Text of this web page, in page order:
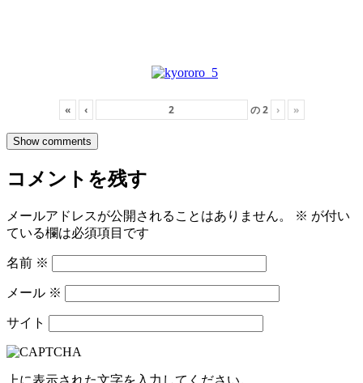
« ‹ の2 › »
Show comments
コメントを残す
メールアドレスが公開されることはありません。 ※ が付い
ている欄は必須項目です
名前 ※
メール ※
サイト
上に表示された文字を入力してください。